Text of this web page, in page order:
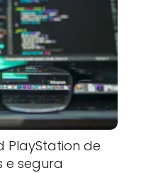
PlayStation de
e segura